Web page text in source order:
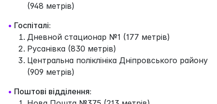
(948 метрів)
• Госпіталі:
Дневной стационар №1 (177 метрів)
Русанівка (830 метрів)
Центральна поліклініка Дніпровського району
(909 метрів)
• Поштові відділення: